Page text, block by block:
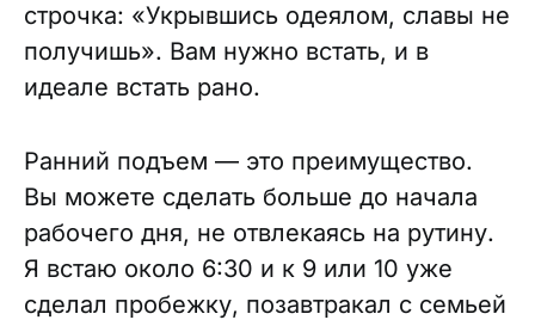
строчка: «Укрывшись одеялом, славы не
получишь». Вам нужно встать, и в
идеале встать рано.
Ранний подъем — это преимущество.
Вы можете сделать больше до начала
рабочего дня, не отвлекаясь на рутину.
Я встаю около 6:30 и к 9 или 10 уже
сделал пробежку, позавтракал с семьей